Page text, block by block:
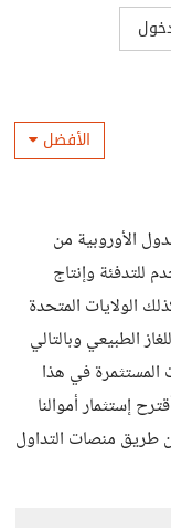
الأفضل
الأوروبية من
للتدفئة وإنتاج
الولايات المتحدة
الطبيعي وبالتالي
المستثمرة في هذا
إستثمار أموالنا
طريق منصات التداول